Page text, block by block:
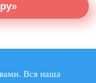
Вся наша